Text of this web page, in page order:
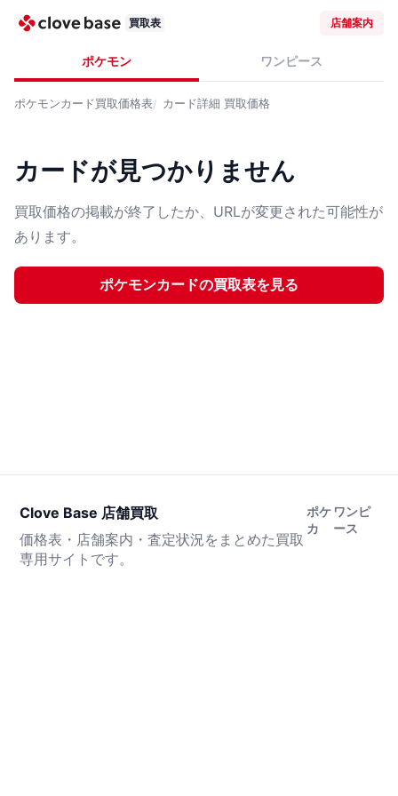
買取表 店舗案内
ポケモン ワンピース
ポケモンカード買取価格表 カード詳細 買取価格
カードが見つかりません
買取価格の掲載が終了したか、URLが変更された可能性が
あります。
ポケモンカードの買取表を見る
Clove Base 店舗買取
価格表・店舗案内・査定状況をまとめた買取
専用サイトです。
ポケ
カ
ワンピ
ース